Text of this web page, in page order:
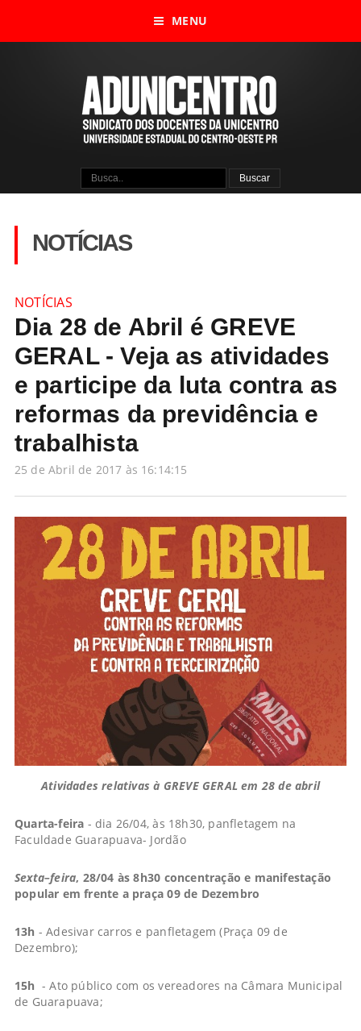
MENU
NOTÍCIAS
NOTÍCIAS
Dia 28 de Abril é GREVE
GERAL - Veja as atividades
e participe da luta contra as
reformas da previdência e
trabalhista
25 de Abril de 2017 às 16:14:15
Atividades relativas à GREVE GERAL em 28 de abril
Quarta-feira - dia 26/04, às 18h30, panfletagem na
Faculdade Guarapuava- Jordão
Sexta–feira, 28/04 às 8h30 concentração e manifestação
popular em frente a praça 09 de Dezembro
13h - Adesivar carros e panfletagem (Praça 09 de
Dezembro);
15h - Ato público com os vereadores na Câmara Municipal
de Guarapuava;